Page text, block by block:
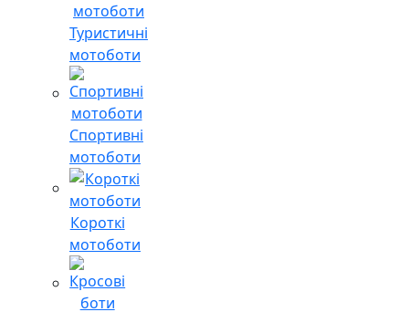
Туристичні
мотоботи
Спортивні
мотоботи
Короткі
мотоботи